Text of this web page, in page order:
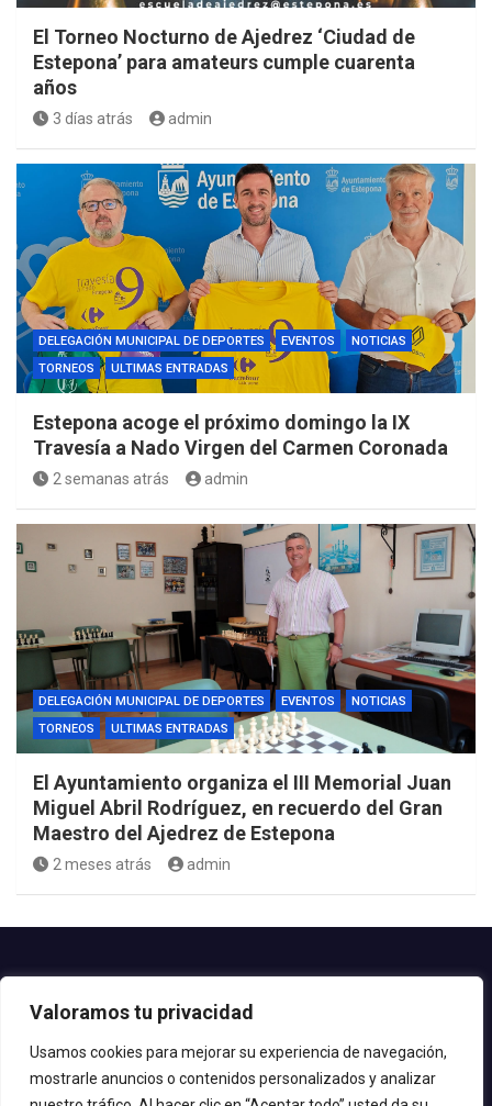
Valoramos tu privacidad
Usamos cookies para mejorar su experiencia de navegación,
mostrarle anuncios o contenidos personalizados y analizar
El Torneo Nocturno de Ajedrez ‘Ciudad de
Estepona’ para amateurs cumple cuarenta
años
3 días atrás admin
DELEGACIÓN MUNICIPAL DE DEPORTES EVENTOS
NOTICIAS
TORNEOS
ULTIMAS ENTRADAS
Estepona acoge el próximo domingo la IX
Travesía a Nado Virgen del Carmen Coronada
2 semanas atrás admin
DELEGACIÓN MUNICIPAL DE DEPORTES EVENTOS
NOTICIAS
TORNEOS
ULTIMAS ENTRADAS
El Ayuntamiento organiza el III Memorial Juan
Miguel Abril Rodríguez, en recuerdo del Gran
Maestro del Ajedrez de Estepona
2 meses atrás admin
Teléfono: 952.80.24.44
© 2020 Delegación de Deportes